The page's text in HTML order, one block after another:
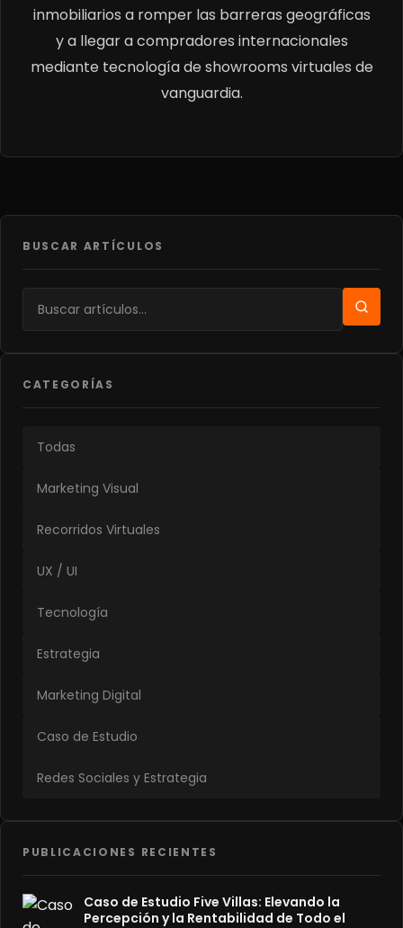
inmobiliarios a romper las barreras geográficas
y a llegar a compradores internacionales
mediante tecnología de showrooms virtuales de
vanguardia.
BUSCAR ARTÍCULOS
CATEGORÍAS
Todas
Marketing Visual
Recorridos Virtuales
UX / UI
Tecnología
Estrategia
Marketing Digital
Caso de Estudio
Redes Sociales y Estrategia
PUBLICACIONES RECIENTES
Caso de Estudio Five Villas: Elevando la
Percepción y la Rentabilidad de Todo el